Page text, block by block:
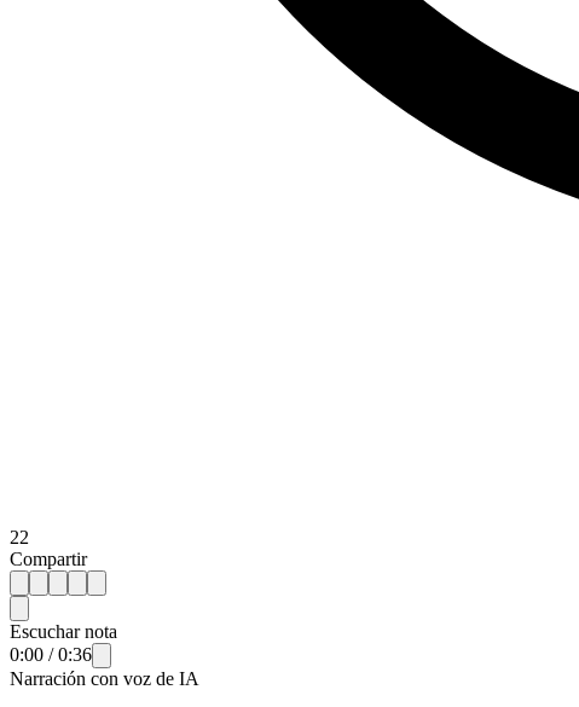
22
Compartir
Escuchar nota
0:00 /0:36
Narración con voz de IA